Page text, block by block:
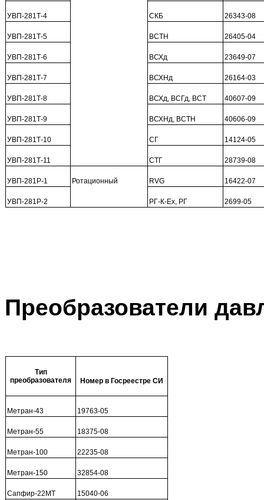
УВП-281Т-4 СКБ 26343-08
УВП-281Т-5 ВСТН 26405-04
УВП-281Т-6 ВСХд 23649-07
УВП-281Т-7 ВСХНд 26164-03
УВП-281Т-8 ВСХд, ВСГд, ВСТ 40607-09
УВП-281Т-9 ВСХНд, ВСТН 40606-09
УВП-281Т-10 СГ 14124-05
УВП-281Т-11 СТГ 28739-08
УВП-281Р-1 Ротационный RVG 16422-07
УВП-281Р-2 РГ-К-Ex, РГ 2699-05
Преобразователи
Тип
преобразователя
Номер в Госреестре СИ
Метран-43 19763-05
Метран-55 18375-08
Метран-100 22235-08
Метран-150 32854-08
Сапфир-22МТ 15040-06